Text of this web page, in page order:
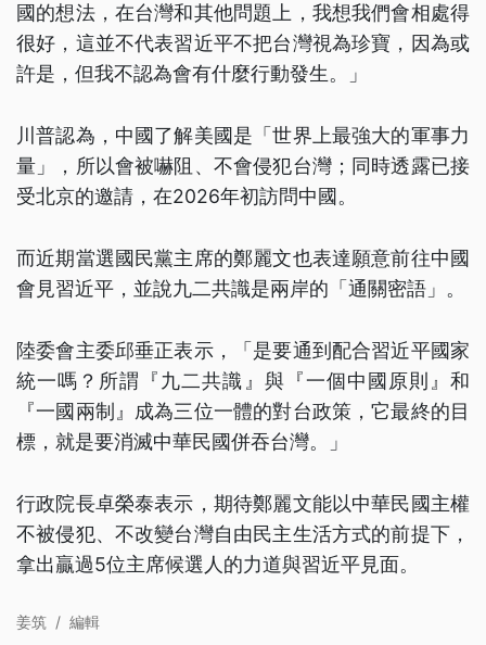
國的想法，在台灣和其他問題上，我想我們會相處得
很好，這並不代表習近平不把台灣視為珍寶，因為或
許是，但我不認為會有什麼行動發生。」
川普認為，中國了解美國是「世界上最強大的軍事力
量」，所以會被嚇阻、不會侵犯台灣；同時透露已接
受北京的邀請，在2026年初訪問中國。
而近期當選國民黨主席的鄭麗文也表達願意前往中國
會見習近平，並說九二共識是兩岸的「通關密語」。
陸委會主委邱垂正表示，「是要通到配合習近平國家
統一嗎？所謂『九二共識』與『一個中國原則』和
『一國兩制』成為三位一體的對台政策，它最終的目
標，就是要消滅中華民國併吞台灣。」
行政院長卓榮泰表示，期待鄭麗文能以中華民國主權
不被侵犯、不改變台灣自由民主生活方式的前提下，
拿出贏過5位主席候選人的力道與習近平見面。
姜筑 / 編輯